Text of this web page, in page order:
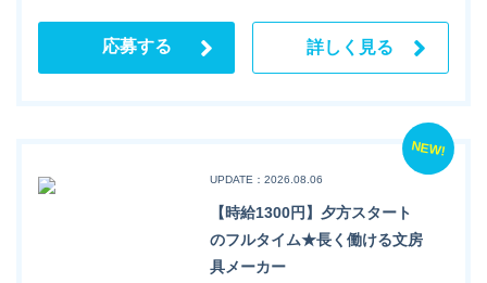
応募する 詳しく見る
NEW!
UPDATE：2026.08.06
【時給1300円】夕方スタート
のフルタイム★長く働ける文房
具メーカー